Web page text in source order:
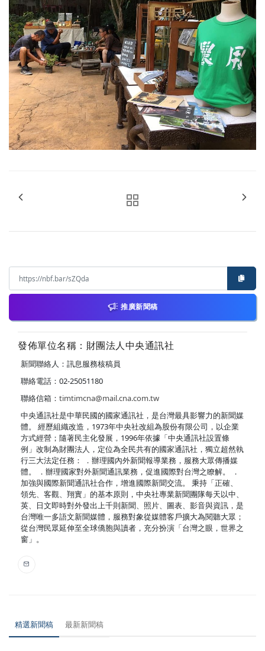
推廣新聞稿
發佈單位名稱：財團法人中央通訊社
新聞聯絡人：訊息服務核稿員
聯絡電話：02-25051180
聯絡信箱： timtimcna@mail.cna.com.tw
中央通訊社是中華民國的國家通訊社，是台灣最具影響力的新聞媒
體。 經歷組織改造，1973年中央社改組為股份有限公司，以企業
方式經營；隨著民主化發展，1996年依據「中央通訊社設置條
例」改制為財團法人，定位為全民共有的國家通訊社，獨立超然執
行三大法定任務： ．辦理國內外新聞報導業務，服務大眾傳播媒
體。 ．辦理國家對外新聞通訊業務，促進國際對台灣之瞭解。 ．
加強與國際新聞通訊社合作，增進國際新聞交流。 秉持「正確、
領先、客觀、翔實」的基本原則，中央社專業新聞團隊每天以中、
英、日文即時對外發出上千則新聞、照片、圖表、影音與資訊，是
台灣唯一多語文新聞媒體，服務對象從媒體客戶擴大為閱聽大眾；
從台灣民眾延伸至全球僑胞與讀者，充分扮演「台灣之眼，世界之
窗」。
精選新聞稿 最新新聞稿